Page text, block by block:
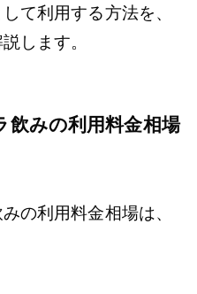
て利用する方法を、
します。
飲みの利用料金相場
の利用料金相場は、